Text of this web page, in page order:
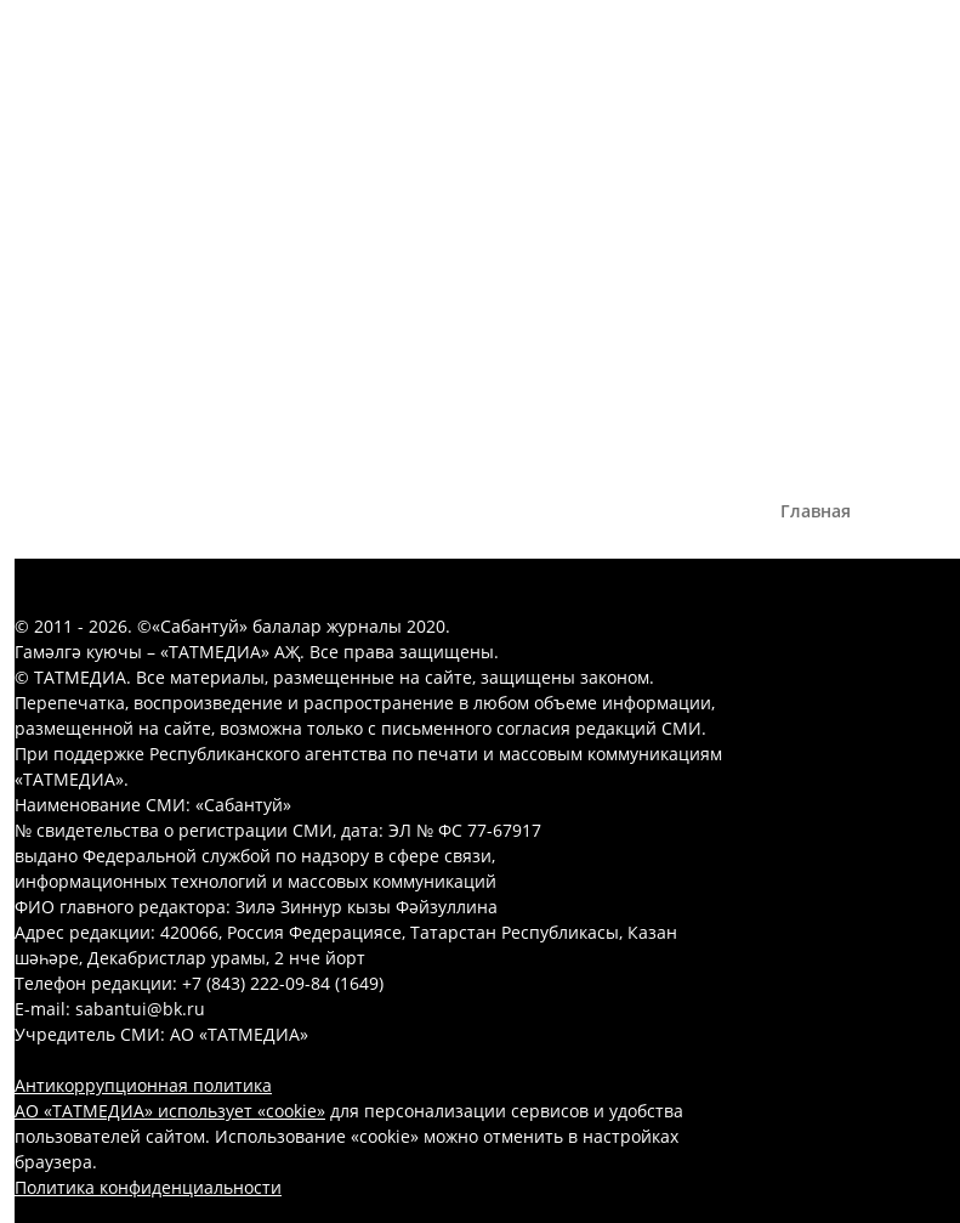
Главная
© 2011 - 2026. ©«Сабантуй» балалар журналы 2020.
Гамәлгә куючы – «ТАТМЕДИА» АҖ. Все права защищены.
© ТАТМЕДИА. Все материалы, размещенные на сайте, защищены законом.
Перепечатка, воспроизведение и распространение в любом объеме информации,
размещенной на сайте, возможна только с письменного согласия редакций СМИ.
При поддержке Республиканского агентства по печати и массовым коммуникациям
«ТАТМЕДИА».
Наименование СМИ: «Сабантуй»
№ свидетельства о регистрации СМИ, дата: ЭЛ № ФС 77-67917
выдано Федеральной службой по надзору в сфере связи,
информационных технологий и массовых коммуникаций
ФИО главного редактора: Зилә Зиннур кызы Фәйзуллина
Адрес редакции: 420066, Россия Федерациясе, Татарстан Республикасы, Казан
шәһәре, Декабристлар урамы, 2 нче йорт
Телефон редакции: +7 (843) 222-09-84 (1649)
E-mail: sabantui@bk.ru
Учредитель СМИ: АО «ТАТМЕДИА»
Антикоррупционная политика
АО «ТАТМЕДИА» использует «cookie» для персонализации сервисов и удобства
пользователей сайтом. Использование «cookie» можно отменить в настройках
браузера.
Политика конфиденциальности